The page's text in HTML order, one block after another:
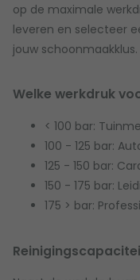
op de maximale
leveren en selecteer
jouw schoonmaakklus.
Welke werkdruk
< 100 bar:
100 - 125 bar:
125 - 150 bar:
150 - 175 bar:
175 > bar: